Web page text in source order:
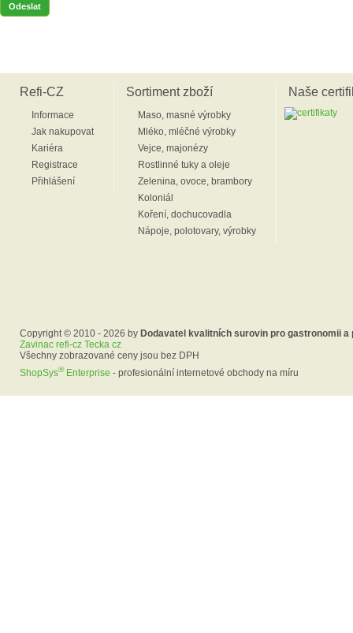
Refi-CZ
Informace
Jak nakupovat
Kariéra
Registrace
Přihlášení
Sortiment zboží
Maso, masné výrobky
Mléko, mléčné výrobky
Vejce, majonézy
Rostlinné tuky a oleje
Zelenina, ovoce, brambory
Koloniál
Koření, dochucovadla
Nápoje, polotovary, výrobky
Naše
Copyright © 2010 - 2026 by Dodavatel kvalitních surovin pro gastronomii
Zavinac refi-cz Tecka cz
Všechny zobrazované ceny jsou bez DPH
ShopSys®Enterprise - profesionální internetové obchody na míru